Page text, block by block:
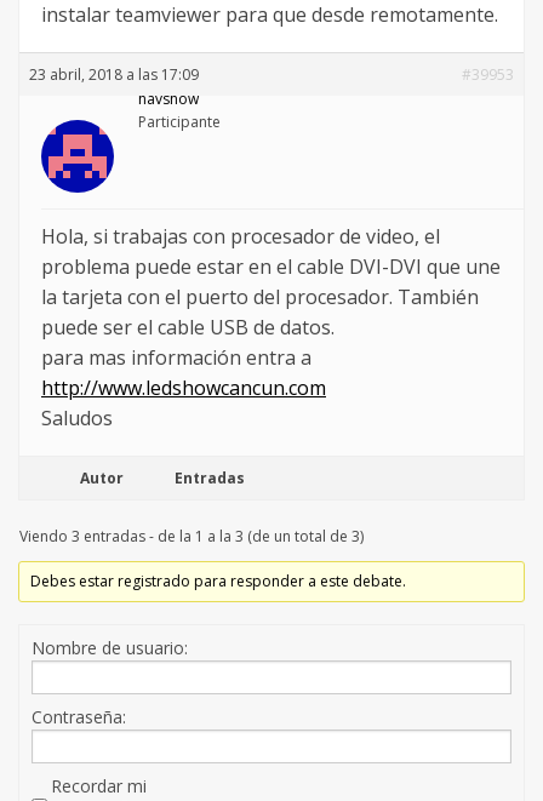
instalar teamviewer para que desde remotamente.
23 abril, 2018 a las 17:09
#39953
havshow
Participante
Hola, si trabajas con procesador de video, el
problema puede estar en el cable DVI-DVI que une
la tarjeta con el puerto del procesador. También
puede ser el cable USB de datos.
para mas información entra a
http://www.ledshowcancun.com
Saludos
Autor Entradas
Viendo 3 entradas - de la 1 a la 3 (de un total de 3)
Debes estar registrado para responder a este debate.
Nombre de usuario:
Contraseña:
Recordar mi